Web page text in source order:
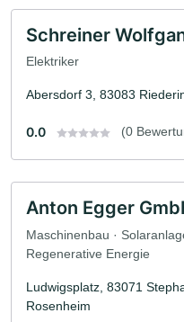
Schreiner
Elektriker
Abersdorf 3, 83083
0.0 (0
Anton Egger
Maschinenbau ·
Regenerative Energie
Ludwigsplatz, 83071
Rosenheim